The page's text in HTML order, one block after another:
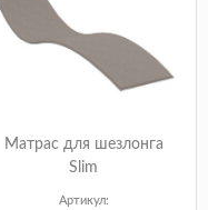
Матрас для шезлонга
Slim
Артикул: